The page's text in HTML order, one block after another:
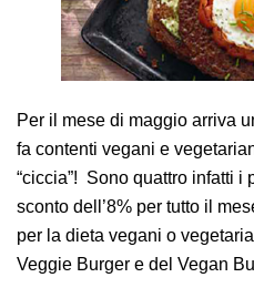
Per il mese di maggio arriva
fa contenti vegani e
“ciccia”! Sono quattro infatti i
sconto dell’8% per tutto il
per la dieta vegani o
Veggie Burger e del Vegan